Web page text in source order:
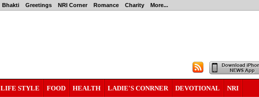
Bhakti Greetings NRI Corner Romance Charity More...
LIFE STYLE FOOD HEALTH LADIE'S CONRNER DEVOTIONAL NRI